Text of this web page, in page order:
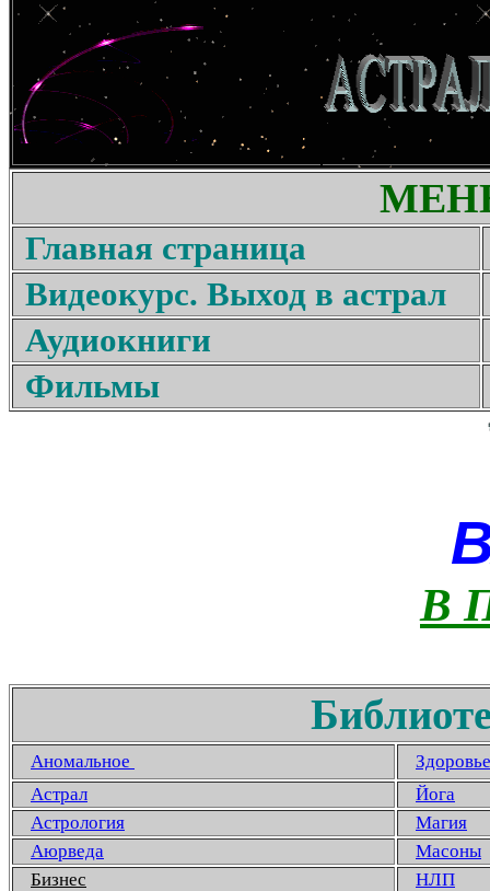
Главная страница
Видеокурс. Выход в астрал
Аудиокниги
Фильмы
В
Аномальное
Здоровье
Астрал
Йога
Астрология
Магия
Аюрведа
Масоны
Бизнес
НЛП